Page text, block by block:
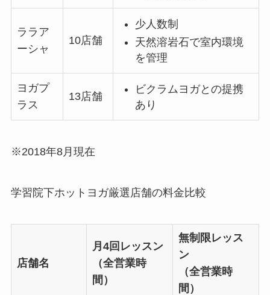
ララア
ーシャ
10店舗
少人数制
天然溶岩石で室内環境
を管理
ヨガプ
ラス
13店舗
ビクラムヨガとの提携
あり
※2018年8月現在
学習院下ホットヨガ厳選店舗の料金比較
店舗名
月4回レッスン
（全営業時
間）
無制限レッス
ン
（全営業時
間）